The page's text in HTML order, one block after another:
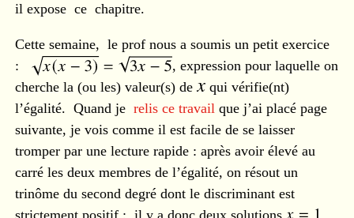
il expose ce chapitre.
Cette semaine, le prof nous a soumis un petit exercice
:
, expression pour laquelle on
cherche la (ou les) valeur(s) de
qui vérifie(nt)
l’égalité. Quand je relis ce travailque j’ai placé page
suivante, je vois comme il est facile de se laisser
tromper par une lecture rapide : après avoir élevé au
carré les deux membres de l’égalité, on résout un
trinôme du second degré dont le discriminant est